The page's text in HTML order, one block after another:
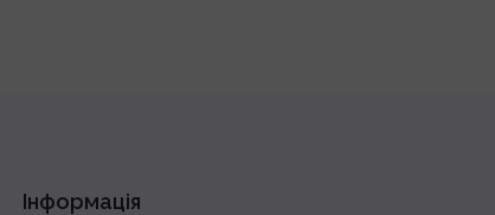
Інформація